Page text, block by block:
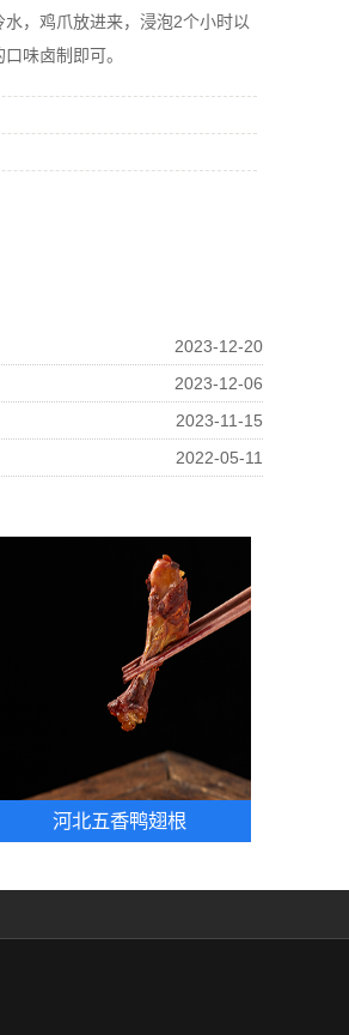
，鸡爪放进来，浸泡2个小时以
味卤制即可。
2023-12-20
2023-12-06
2023-11-15
2022-05-11
河北五香鸭翅根